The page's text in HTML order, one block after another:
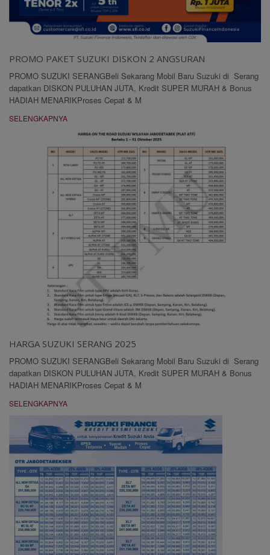
PROMO PAKET SUZUKI DISKON 2 ANGSURAN
PROMO SUZUKI SERANGBeli Sekarang Mobil Baru Suzuki di Serang
dapatkan DISKON PULUHAN JUTA, Kredit SUPER MURAH & Bonus
HADIAH MENARIKProses Cepat & M
SELENGKAPNYA
HARGA SUZUKI SERANG 2025
PROMO SUZUKI SERANGBeli Sekarang Mobil Baru Suzuki di Serang
dapatkan DISKON PULUHAN JUTA, Kredit SUPER MURAH & Bonus
HADIAH MENARIKProses Cepat & M
SELENGKAPNYA